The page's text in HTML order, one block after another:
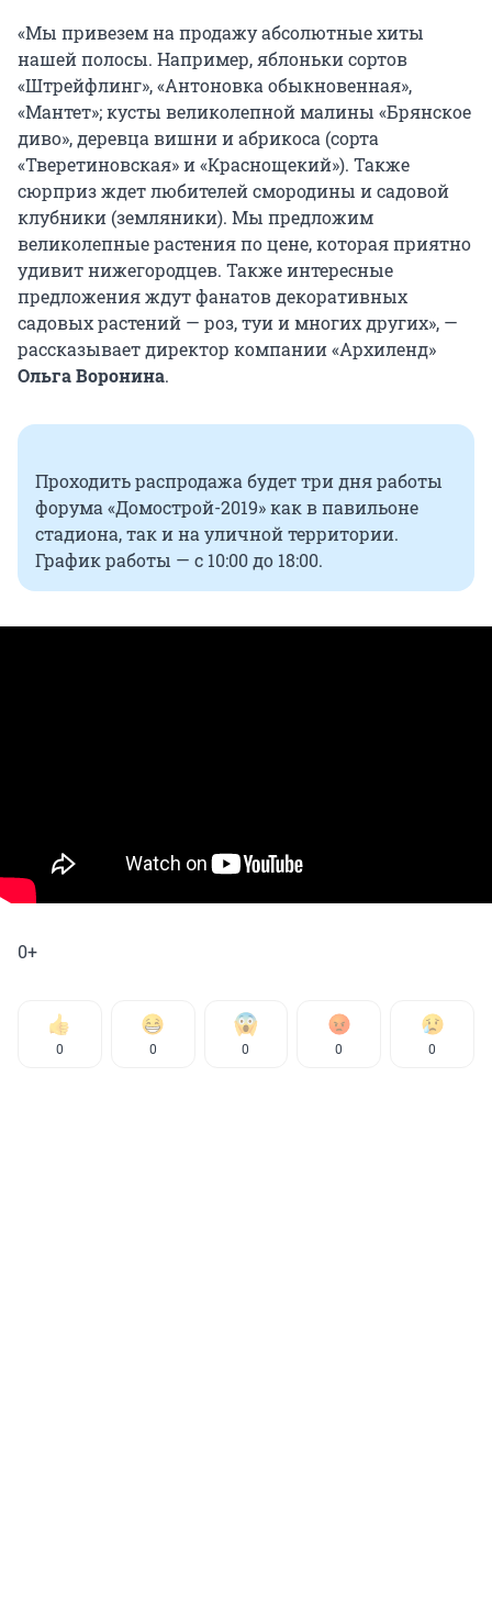
«Мы привезем на продажу абсолютные хиты
нашей полосы. Например, яблоньки сортов
«Штрейфлинг», «Антоновка обыкновенная»,
«Мантет»; кусты великолепной малины «Брянское
диво», деревца вишни и абрикоса (сорта
«Тверетиновская» и «Краснощекий»). Также
сюрприз ждет любителей смородины и садовой
клубники (земляники). Мы предложим
великолепные растения по цене, которая приятно
удивит нижегородцев. Также интересные
предложения ждут фанатов декоративных
садовых растений — роз, туи и многих других», —
рассказывает директор компании «Архиленд»
Ольга Воронина.
Проходить распродажа будет три дня работы
форума «Домострой-2019» как в павильоне
стадиона, так и на уличной территории.
График работы — с 10:00 до 18:00.
0+
0 0 0 0 0